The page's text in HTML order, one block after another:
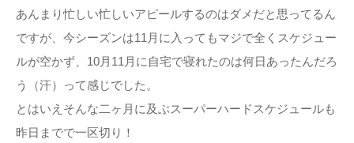
あんまり忙しい忙しいアピールするのはダメだと思ってるん
ですが、今シーズンは11月に入ってもマジで全くスケジュー
ルが空かず、10月11月に自宅で寝れたのは何日あったんだろ
う（汗）って感じでした。
とはいえそんな二ヶ月に及ぶスーパーハードスケジュールも
昨日までで一区切り！
プライバシーポリシー